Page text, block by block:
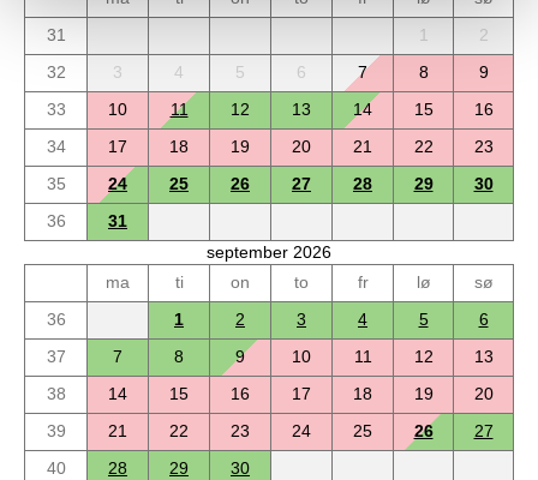
31
1
2
32
3 4 5 6 7 8
9
33
10 11 12 13 14 15
16
34
17 18 19 20 21 22
23
35
24 25 26 27 28 29
30
36
31
september 2026
ma
ti on to fr lø
sø
36
1 2 3 4 5
6
37
7 8 9 10 11 12
13
38
14 15 16 17 18 19
20
39
21 22 23 24 25 26
27
40
28 29
30